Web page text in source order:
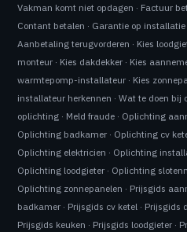
Vakman komt niet opdagen · Factuur
Contant betalen · Garantie op installatie
Aanbetaling terugvorderen · Kies
monteur · Kies dakdekker · Kies
warmtepomp-installateur · Kies
installateur herkennen ·Wat te doen bij
oplichting · Meld fraude · Oplichting
Oplichting badkamer · Oplichting cv
Oplichting elektricien · Oplichting
Oplichting loodgieter · Oplichting
Oplichting zonnepanelen · Prijsgids
badkamer · Prijsgids cv ketel · Prijsgids
Prijsgids keuken · Prijsgids loodgieter ·